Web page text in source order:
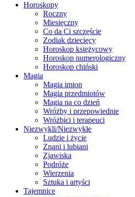
Horoskopy
Roczny
Miesięczny
Co da Ci szczęście
Zodiak dziecięcy
Horoskop księżycowy
Horoskop numerologiczny
Horoskop chiński
Magia
Magia imion
Magia przedmiotów
Magia na co dzień
Wróżby i przepowiednie
Wróżbici i terapeuci
Niezwykli/Niezwykłe
Ludzie i życie
Znani i lubiani
Zjawiska
Podróże
Wierzenia
Sztuka i artyści
Tajemnice